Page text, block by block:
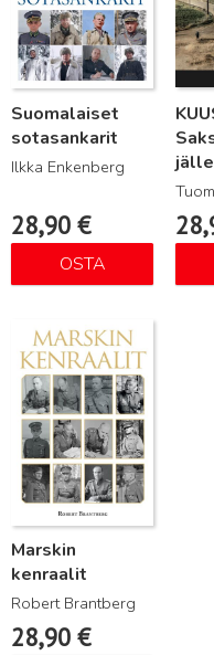
Suomalaiset
sotasankarit
Ilkka Enkenberg
28,90 €
OSTA
Marskin
kenraalit
Robert Brantberg
28,90 €
Lue lisää